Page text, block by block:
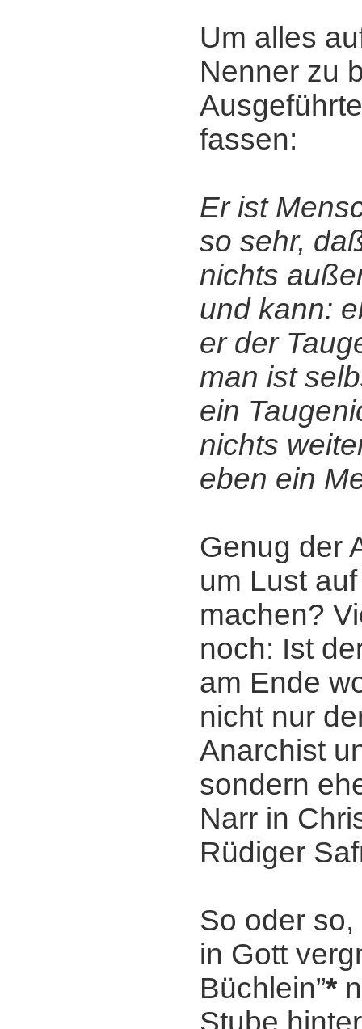
Um alles
Nenner zu
fassen:
Er ist
so sehr,
nichts
und kann:
er der
man ist
ein
nichts
eben ein
Genug der
um Lust
machen?
noch: Ist
am Ende
nicht nur
Anarchist
sondern
Narr in
Rüdiger
So oder so,
in Gott
Büchlein”*
Stube